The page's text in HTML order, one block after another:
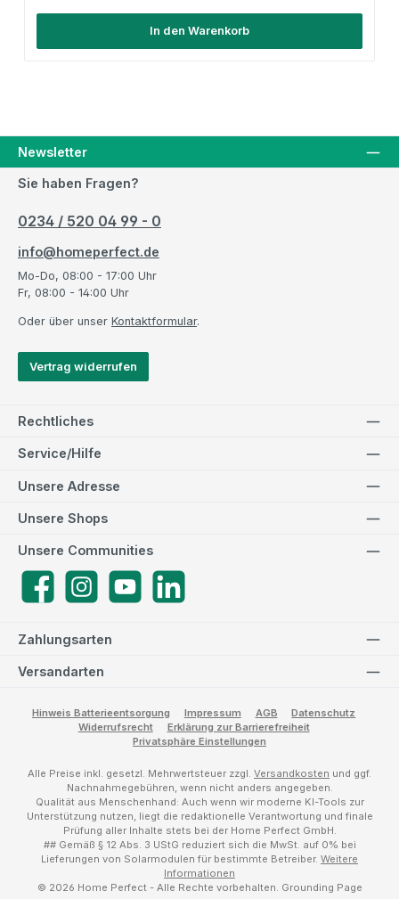
In den Warenkorb
Newsletter
Sie haben Fragen?
0234 / 520 04 99 - 0
info@homeperfect.de
Mo-Do, 08:00 - 17:00 Uhr
Fr, 08:00 - 14:00 Uhr
Oder über unser Kontaktformular.
Vertrag widerrufen
Rechtliches
Service/Hilfe
Zahlungsarten
Versandarten
Unsere Adresse
Unsere Communities
FacebookInstagramYouTube LinkedIn
Unsere Shops
Hinweis Batterieentsorgung Impressum AGB
Datenschutz
Widerrufsrecht
Erklärung zur Barrierefreiheit
Privatsphäre Einstellungen
Alle Preise inkl. gesetzl. Mehrwertsteuer zzgl. Versandkosten und ggf.
Nachnahmegebühren, wenn nicht anders angegeben.
Qualität aus Menschenhand: Auch wenn wir moderne KI-Tools zur
Unterstützung nutzen, liegt die redaktionelle Verantwortung und finale
Prüfung aller Inhalte stets bei der Home Perfect GmbH.
## Gemäß § 12 Abs. 3 UStG reduziert sich die MwSt. auf 0% bei
Lieferungen von Solarmodulen für bestimmte Betreiber. Weitere
Informationen
© 2026 Home Perfect - Alle Rechte vorbehalten. Grounding Page